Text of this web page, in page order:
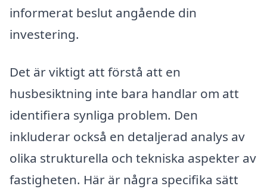
informerat beslut angående din
investering.
Det är viktigt att förstå att en
husbesiktning inte bara handlar om att
identifiera synliga problem. Den
inkluderar också en detaljerad analys av
olika strukturella och tekniska aspekter av
fastigheten. Här är några specifika sätt